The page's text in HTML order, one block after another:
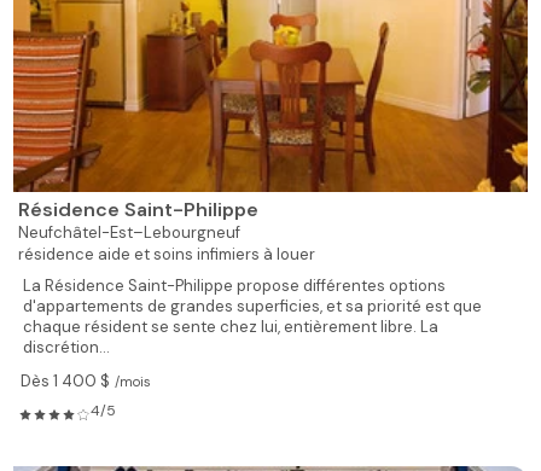
Résidence Saint-Philippe
Neufchâtel-Est–Lebourgneuf
résidence aide et soins infimiers à louer
La Résidence Saint-Philippe propose différentes options
d'appartements de grandes superficies, et sa priorité est que
chaque résident se sente chez lui, entièrement libre. La
discrétion...
Dès 1 400 $ /mois
4/5